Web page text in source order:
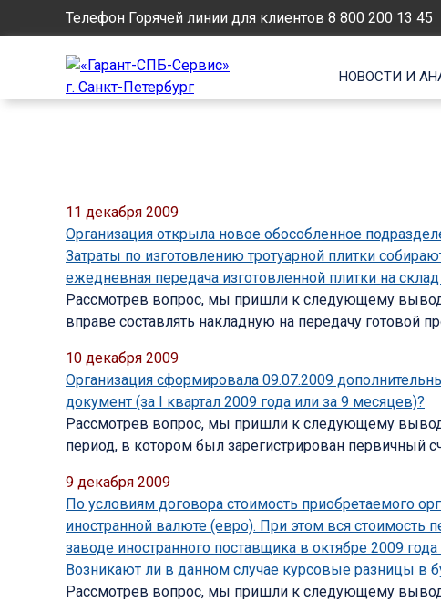
Телефон Горячей линии для клиентов 8 800 200 13 45
НОВОСТИ И
11 декабря 2009
Организация открыла новое обособленное
Затраты по изготовлению тротуарной плитки
ежедневная передача изготовленной плитки на
Рассмотрев вопрос, мы пришли к следующему
вправе составлять накладную на передачу готовой
10 декабря 2009
Организация сформировала 09.07.2009
документ (за I квартал 2009 года или за 9 месяцев)?
Рассмотрев вопрос, мы пришли к следующему
период, в котором был зарегистрирован первичный
9 декабря 2009
По условиям договора стоимость приобретаемого
иностранной валюте (евро). При этом вся стоимость
заводе иностранного поставщика в октябре 2009
Возникают ли в данном случае курсовые разницы в
Рассмотрев вопрос, мы пришли к следующему